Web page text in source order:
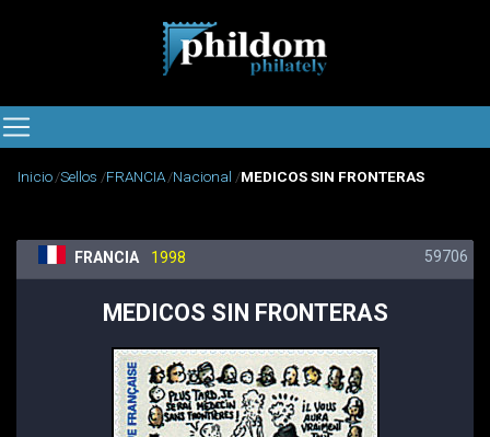
Inicio Sellos FRANCIA Nacional MEDICOS SIN FRONTERAS
FRANCIA 1998 59706
MEDICOS SIN FRONTERAS